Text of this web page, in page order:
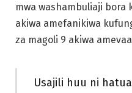
mwa washambuliaji bora
akiwa amefanikiwa
za magoli 9 akiwa
Usajili huu ni